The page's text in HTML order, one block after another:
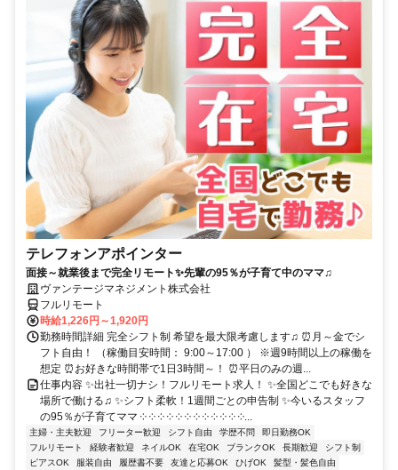
テレフォンアポインター
面接～就業後まで完全リモート✨先輩の95％が子育て中のママ♫
ヴァンテージマネジメント株式会社
フルリモート
時給1,226円～1,920円
勤務時間詳細 完全シフト制 希望を最大限考慮します♫ ⏰月～金でシ
フト自由！ （稼働目安時間： 9:00～17:00 ） ※週9時間以上の稼働を
想定 ⏰お好きな時間帯で1日3時間～！ ⏰平日のみの週...
仕事内容 ✨出社一切ナシ！フルリモート求人！ ✨全国どこでも好きな
場所で働ける♫ ✨シフト柔軟！1週間ごとの申告制 ✨今いるスタッフ
の95％が子育てママ ༶ ༶ ༶ ༶ ༶ ༶ ༶ ༶ ༶ ༶ ༶ ༶...
主婦・主夫歓迎 フリーター歓迎 シフト自由 学歴不問
即日勤務OK
フルリモート
経験者歓迎 ネイルOK 在宅OK ブランクOK 長期歓迎
シフト制
ピアスOK
服装自由 履歴書不要 友達と応募OK ひげOK 髪型・髪色自由